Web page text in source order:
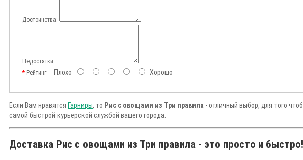
Достоинства:
Недостатки:
РейтингПлохо Хорошо
Если Вам нравятся Гарниры, то Рис с овощами из Три правила - отличный выбор, для того
самой быстрой курьерской службой вашего города.
Доставка Рис с овощами из Три правила - это просто и быстро!